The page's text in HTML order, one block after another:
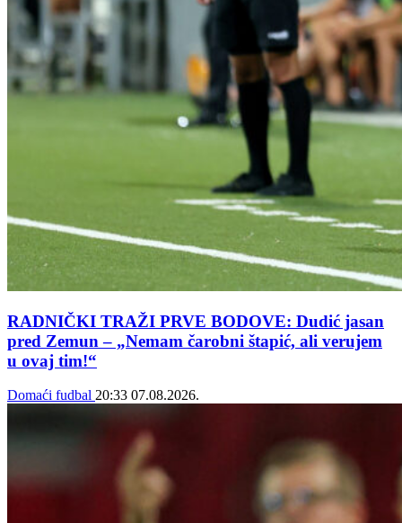
RADNIČKI TRAŽI PRVE BODOVE: Dudić jasan
pred Zemun – „Nemam čarobni štapić, ali verujem
u ovaj tim!“
Domaći fudbal 20:33 07.08.2026.